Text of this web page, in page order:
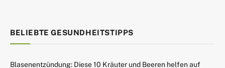
BELIEBTE GESUNDHEITSTIPPS
Blasenentzündung: Diese 10 Kräuter und Beeren helfen auf